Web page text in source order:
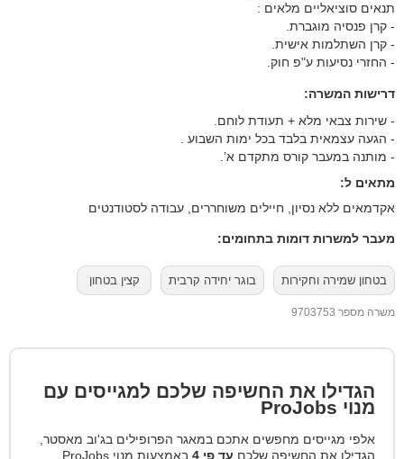
תנאים סוציאליים מלאים :
- קרן פנסיה מוגברת.
- קרן השתלמות אישית.
- החזרי נסיעות ע"פ חוק.
דרישות המשרה:
- שירות צבאי מלא + תעודת לוחם.
- הגעה עצמאית בלבד בכל ימות השבוע .
- מותנה במעבר קורס מתקדם א’.
מתאים ל:
אקדמאים ללא נסיון, חיילים משוחררים, עבודה לסטודנטים
מעבר למשרות דומות בתחומים:
בטחון שמירה וחקירות בוגר יחידה קרבית קצין בטחון
משרה מספר 9703753
הגדילו את החשיפה שלכם למגייסים עם
מנוי ProJobs
אלפי מגייסים מחפשים אתכם במאגר הפרופילים בג'וב מאסטר,
הגדילו את החשיפה שלכם עד פי 4 באמצעות מנוי ProJobs